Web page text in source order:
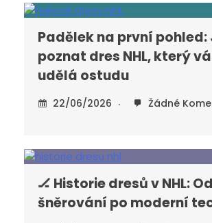
Padělek na první pohled:
poznat dres NHL, který
udělá ostudu
22/06/2026 Žádné
🏒 Historie dresů v NHL:
šněrování po moderní